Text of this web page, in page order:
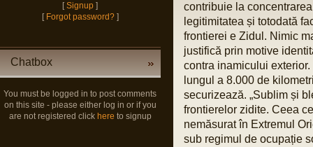
[Signup ]
[ Forgot password? ]
Chatbox
You must be logged in to post comments
on this site - please either log in or if you
are not registered click here to signup
contribuie la
legitimitatea și totodată
frontierei e Zidul. Nimic
justifică prin motive
contra inamicului
lungul a 8.000 de
securizează. „Sublim și
frontierelor zidite. Ceea
nemăsurat în Extremul
sub regimul de ocupație